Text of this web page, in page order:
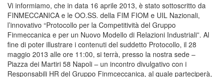
Vi informiamo, che in data 16 aprile 2013, è stato sottoscritto da
FINMECCANICA e le OO.SS. della FIM FIOM e UIL Nazionali,
l’innovativo “Protocollo per la Competitività del Gruppo
Finmeccanica e per un Nuovo Modello di Relazioni Industriali”. Al
fine di poter illustrare i contenuti del suddetto Protocollo, il 28
maggio 2013 alle ore 11:00, si terrà, presso la nostra sede –
Piazza dei Martiri 58 Napoli – un incontro divulgativo con i
Responsabili HR del Gruppo Finmceccanica, al quale parteciperà,